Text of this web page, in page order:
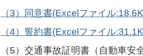
（3）同意書(Excelファイル
（4）誓約書(Excelファイル
（5）交通事故証明書（自動車安